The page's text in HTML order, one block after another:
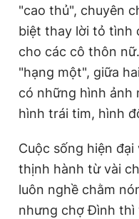
"cao thủ", chuyên
biệt thay lời tỏ tình
cho các cô thôn
"hạng một", giữa
có những hình ảnh
hình trái tim, hình
Cuộc sống hiện
thịnh hành từ vài
luôn nghề chằm
nhưng chợ Đình thì